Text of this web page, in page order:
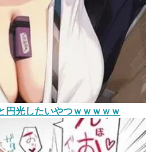
円光したいやつｗｗｗｗｗ